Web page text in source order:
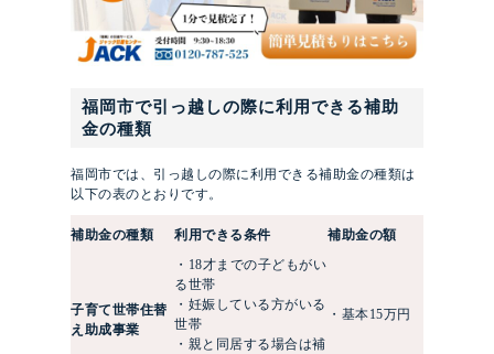
福岡市で引っ越しの際に利用できる補助
金の種類
福岡市では、引っ越しの際に利用できる補助金の種類は
以下の表のとおりです。
補助金の種類 利用できる条件 補助金の額
子育て世帯住替
え助成事業
・18才までの子どもがい
る世帯
・妊娠している方がいる
世帯
・親と同居する場合は補
・基本15万円